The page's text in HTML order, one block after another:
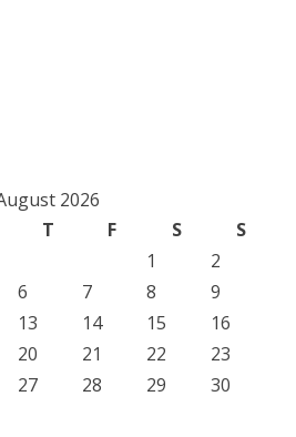
2026
T F S
S
1
2
6 7 8
9
13 14 15
16
20 21 22
23
27 28 29
30